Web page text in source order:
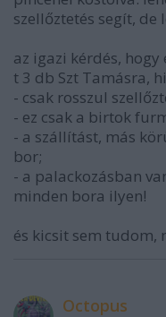
szellőztetés segít, de
az igazi kérdés,
t 3 db Szt Tamásra,
- csak rosszul
- ez csak a birtok
- a szállítást, más
bor;
- a palackozásban
minden bora ilyen!
és kicsit sem tudom,
Octopus